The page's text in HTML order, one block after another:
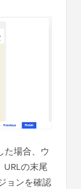
た場合、ウ
URLの末尾
ョンを確認